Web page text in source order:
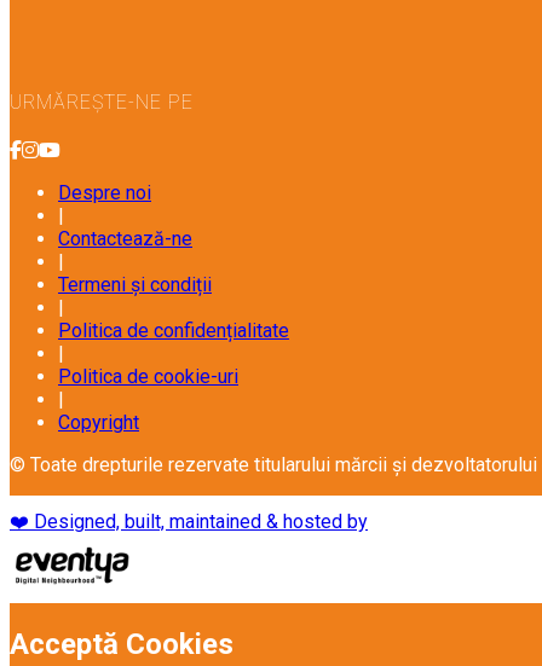
URMĂREȘTE-NE PE
Despre noi
Contactează-ne
Termeni și condiții
Politica de confidențialitate
Politica de cookie-uri
Copyright
© Toate drepturile rezervate titularului mărcii și
❤️ Designed, built, maintained & hosted by
Acceptă Cookies